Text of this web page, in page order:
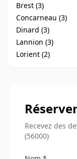
Brest (3)
Concarneau (3)
Dinard (3)
Lannion (3)
Lorient (2)
Recevez des
(56000)